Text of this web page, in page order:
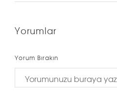
Yorumlar
Yorum Bırakın